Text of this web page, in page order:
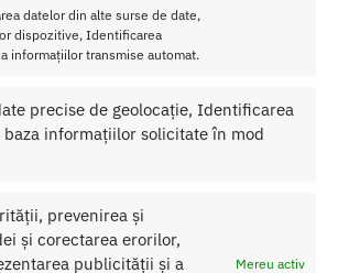
datelor din alte surse de date,
dispozitive, Identificarea
informațiilor transmise automat.
precise de geolocație, Identificarea
informațiilor solicitate în mod
prevenirea și
și corectarea erorilor,
publicității și a
Mereu activ